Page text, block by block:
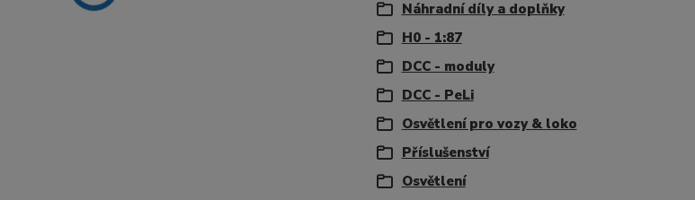
Náhradní díly a doplňky
H0 - 1:87
DCC - moduly
DCC - PeLi
Osvětlení pro vozy & loko
Příslušenství
Osvětlení